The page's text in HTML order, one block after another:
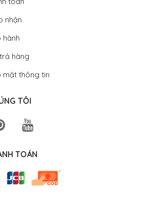
nhận
hành
hàng
mật thông tin
TÔI
TOÁN